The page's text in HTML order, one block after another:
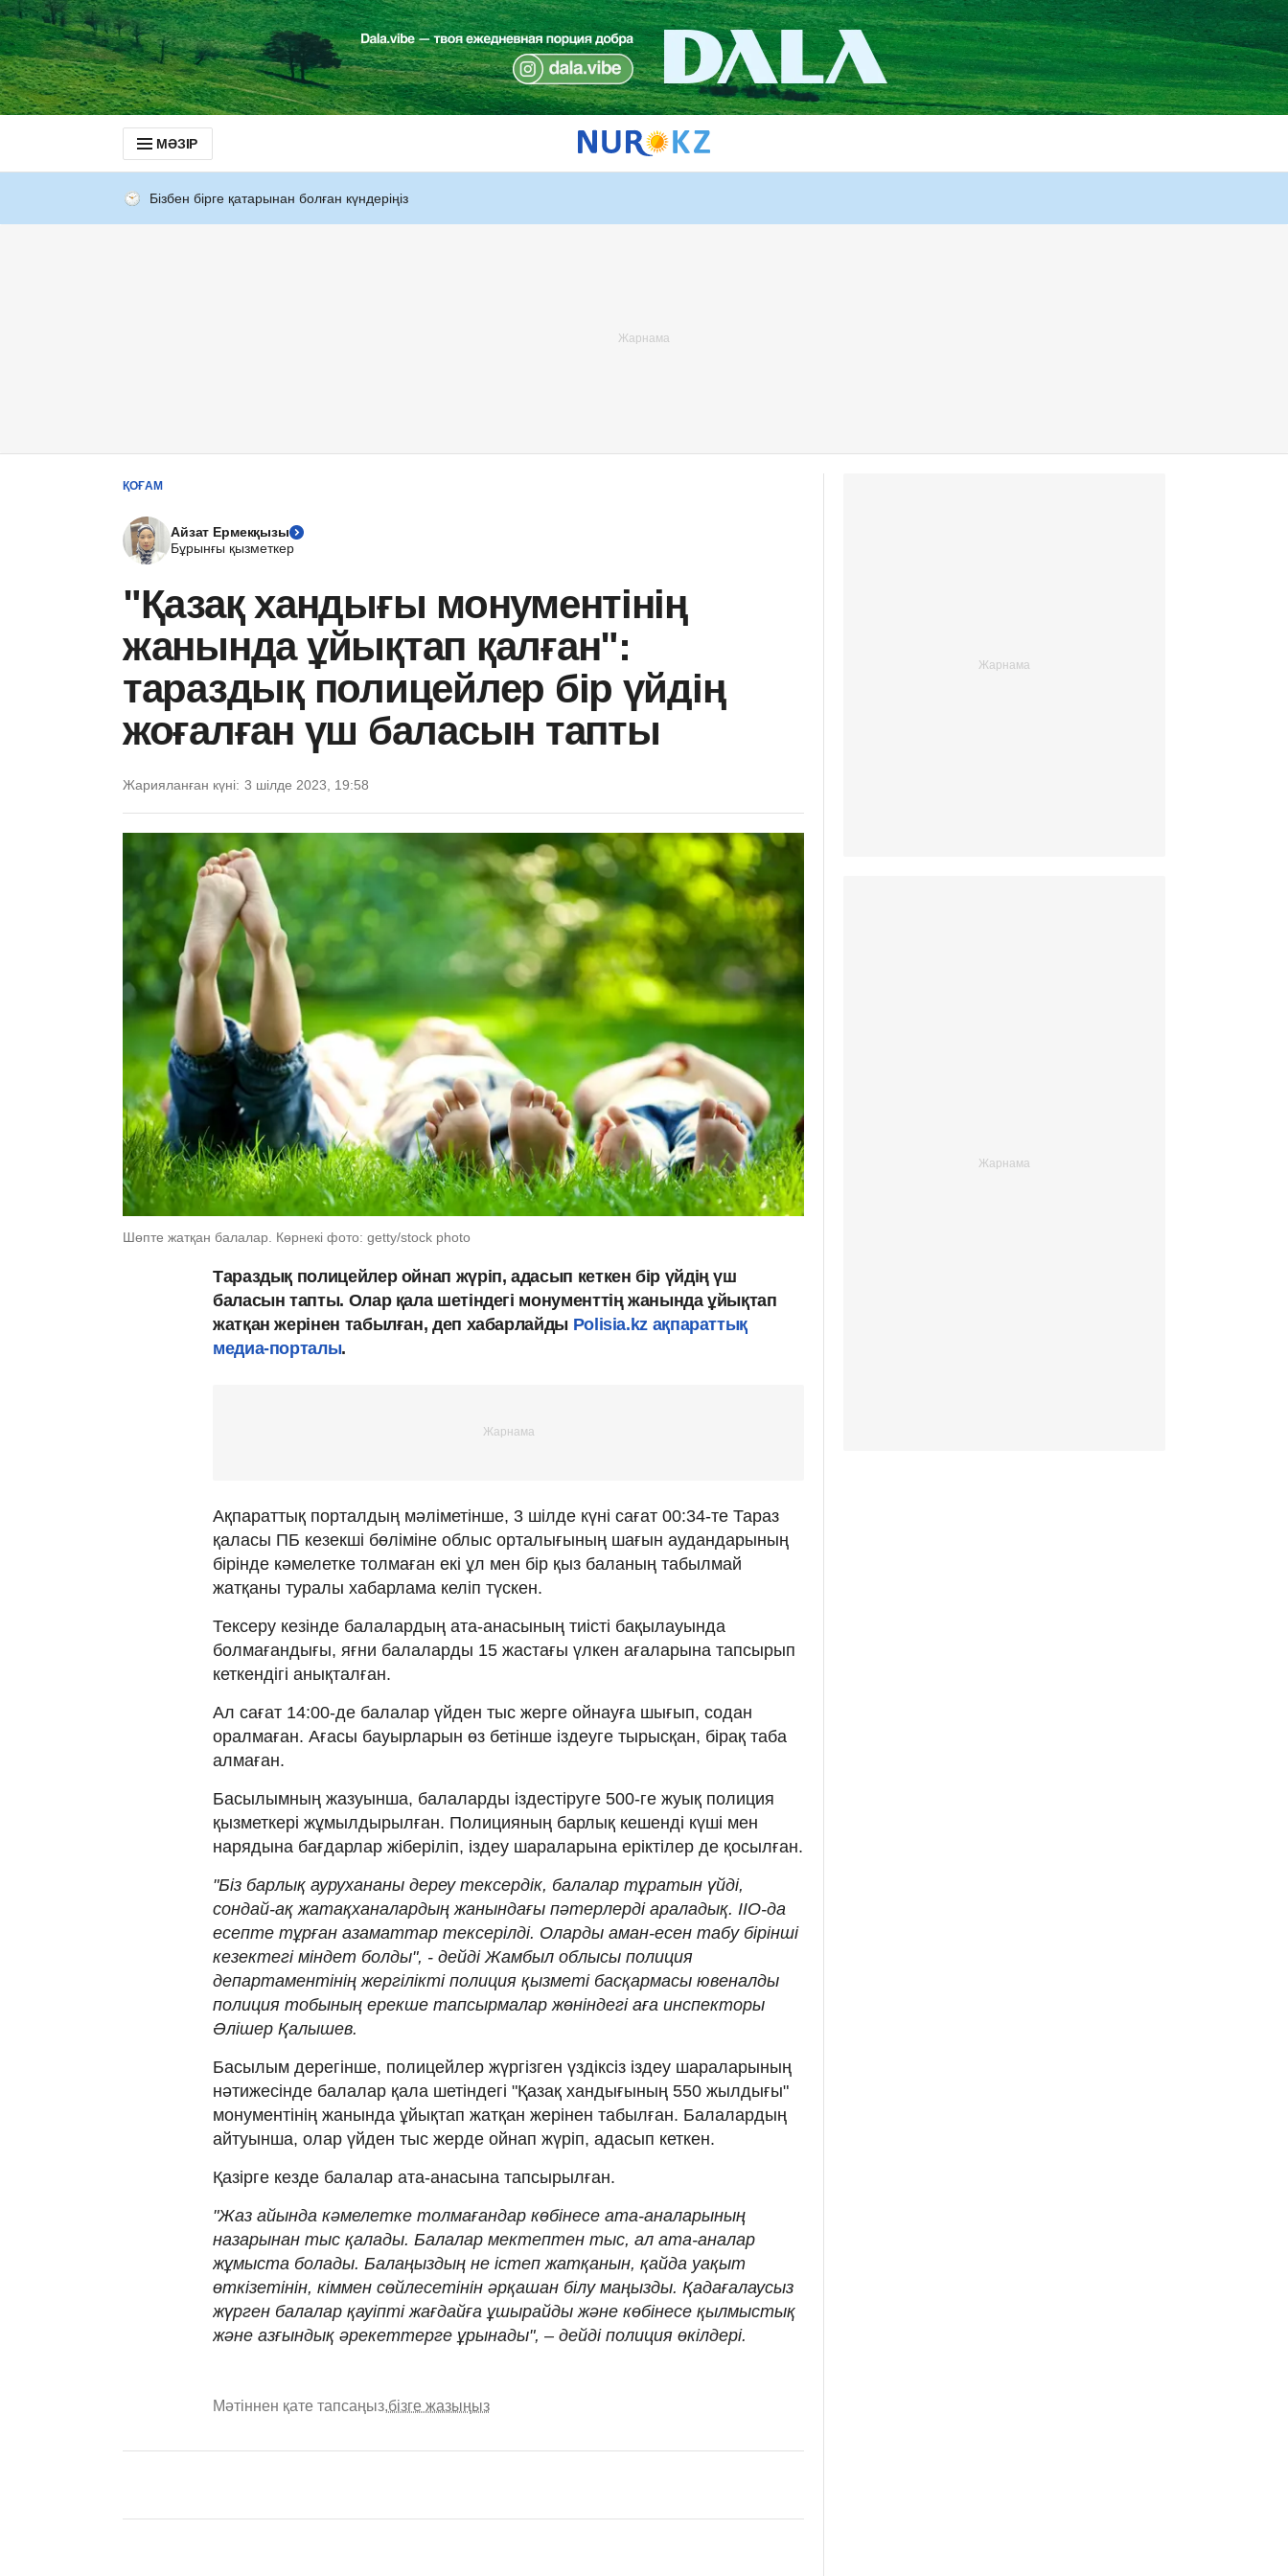
МӘЗІР
Бізбен бірге қатарынан болған күндеріңіз
ҚОҒАМ
Айзат Ермекқызы
Бұрынғы қызметкер
"Қазақ хандығы монументінің
жанында ұйықтап қалған":
тараздық полицейлер бір үйдің
жоғалған үш баласын тапты
Жарияланған күні: 3 шілде 2023, 19:58
Шөпте жатқан балалар. Көрнекі фото: getty/stock photo
Тараздық полицейлер ойнап жүріп, адасып кеткен бір үйдің үш
баласын тапты. Олар қала шетіндегі монументтің жанында ұйықтап
жатқан жерінен табылған, деп хабарлайды Polisia.kz ақпараттық
медиа-порталы.
Ақпараттық порталдың мәліметінше, 3 шілде күні сағат 00:34-те Тараз
қаласы ПБ кезекші бөліміне облыс орталығының шағын аудандарының
бірінде кәмелетке толмаған екі ұл мен бір қыз баланың табылмай
жатқаны туралы хабарлама келіп түскен.
Тексеру кезінде балалардың ата-анасының тиісті бақылауында
болмағандығы, яғни балаларды 15 жастағы үлкен ағаларына тапсырып
кеткендігі анықталған.
Ал сағат 14:00-де балалар үйден тыс жерге ойнауға шығып, содан
оралмаған. Ағасы бауырларын өз бетінше іздеуге тырысқан, бірақ таба
алмаған.
Басылымның жазуынша, балаларды іздестіруге 500-ге жуық полиция
қызметкері жұмылдырылған. Полицияның барлық кешенді күші мен
нарядына бағдарлар жіберіліп, іздеу шараларына еріктілер де қосылған.
"Біз барлық аурухананы дереу тексердік, балалар тұратын үйді,
сондай-ақ жатақханалардың жанындағы пәтерлерді араладық. ІІО-да
есепте тұрған азаматтар тексерілді. Оларды аман-есен табу бірінші
кезектегі міндет болды", - дейді Жамбыл облысы полиция
департаментінің жергілікті полиция қызметі басқармасы ювеналды
полиция тобының ерекше тапсырмалар жөніндегі аға инспекторы
Әлішер Қалышев.
Басылым дерегінше, полицейлер жүргізген үздіксіз іздеу шараларының
нәтижесінде балалар қала шетіндегі "Қазақ хандығының 550 жылдығы"
монументінің жанында ұйықтап жатқан жерінен табылған. Балалардың
айтуынша, олар үйден тыс жерде ойнап жүріп, адасып кеткен.
Қазірге кезде балалар ата-анасына тапсырылған.
"Жаз айында кәмелетке толмағандар көбінесе ата-аналарының
назарынан тыс қалады. Балалар мектептен тыс, ал ата-аналар
жұмыста болады. Балаңыздың не істеп жатқанын, қайда уақыт
өткізетінін, кіммен сөйлесетінін әрқашан білу маңызды. Қадағалаусыз
жүрген балалар қауіпті жағдайға ұшырайды және көбінесе қылмыстық
және азғындық әрекеттерге ұрынады", – дейді полиция өкілдері.
Мәтіннен қате тапсаңыз,бізге жазыңыз